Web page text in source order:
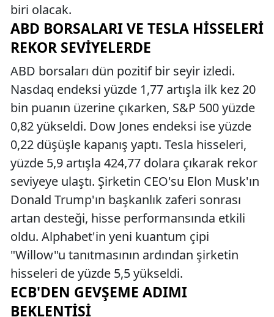
biri olacak.
ABD BORSALARI VE TESLA HISSELERI
REKOR SEVIYELERDE
ABD borsaları dün pozitif bir seyir izledi.
Nasdaq endeksi yüzde 1,77 artışla ilk kez 20
bin puanın üzerine çıkarken, S&P 500 yüzde
0,82 yükseldi. Dow Jones endeksi ise yüzde
0,22 düşüşle kapanış yaptı. Tesla hisseleri,
yüzde 5,9 artışla 424,77 dolara çıkarak rekor
seviyeye ulaştı. Şirketin CEO'su Elon Musk'ın
Donald Trump'ın başkanlık zaferi sonrası
artan desteği, hisse performansında etkili
oldu. Alphabet'in yeni kuantum çipi
"Willow"u tanıtmasının ardından şirketin
hisseleri de yüzde 5,5 yükseldi.
ECB'DEN GEVŞEME ADIMI
BEKLENTISI